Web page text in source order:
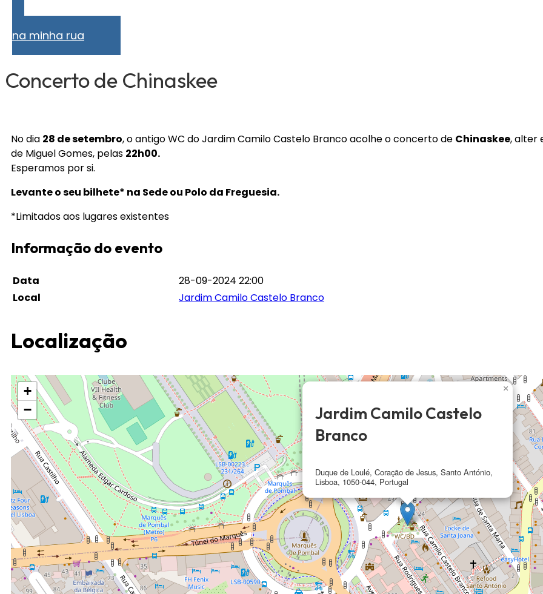
na minha rua
Concerto de Chinaskee
No dia 28 de setembro, o antigo WC do Jardim Camilo Castelo Branco acolhe o concerto de Chinaskee, alter
de Miguel Gomes, pelas 22h00.
Esperamos por si.
Levante o seu bilhete* na Sede ou Polo da Freguesia.
*Limitados aos lugares existentes
Informação do evento
Data
28-09-2024 22:00
Local
Jardim Camilo Castelo Branco
Localização
Jardim Camilo Castelo
Branco
Duque de Loulé, Coração de Jesus, Santo António,
Lisboa, 1050-044, Portugal
×
+
−